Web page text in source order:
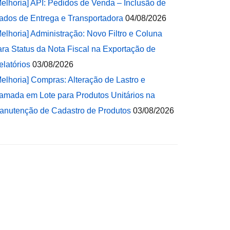
API: Pedidos de Venda – Inclusão de
de Entrega e Transportadora 04/08/2026
Administração: Novo Filtro e Coluna
Status da Nota Fiscal na Exportação de
03/08/2026
Compras: Alteração de Lastro e
em Lote para Produtos Unitários na
de Cadastro de Produtos 03/08/2026